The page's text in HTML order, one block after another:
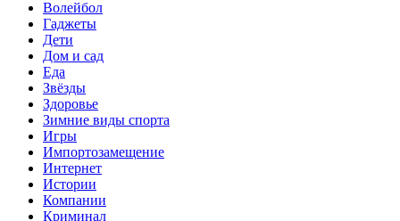
Волейбол
Гаджеты
Дети
Дом и сад
Еда
Звёзды
Здоровье
Зимние виды спорта
Игры
Импортозамещение
Интернет
Истории
Компании
Криминал